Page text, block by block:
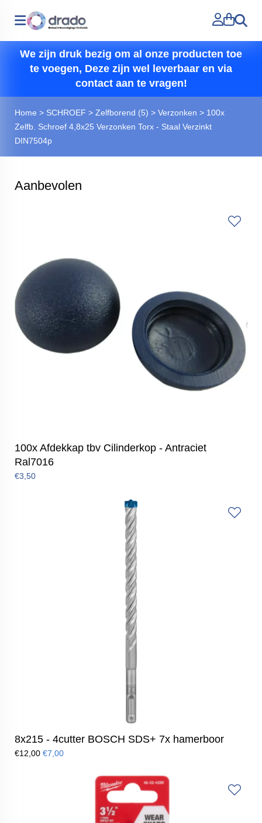
Zoeken
We zijn druk bezig om al onze producten toe
te voegen, Deze zijn wel leverbaar en via
contact aan te vragen!
Home > SCHROEF > Zelfborend (5) > Verzonken > 100x
Zelfb. Schroef 4,8x25 Verzonken Torx - Staal Verzinkt
DIN7504p
Aanbevolen
100x Afdekkap tbv Cilinderkop - Antraciet
Ral7016
€3,50
8x215 - 4cutter BOSCH SDS+ 7x hamerboor
€12,00 €7,00